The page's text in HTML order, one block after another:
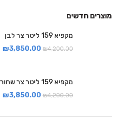
מוצרים חדשים
מקפיא 159 ליטר צר לבן
₪4,200.00
₪3,850.00
מקפיא 159 ליטר צר שחור
₪4,200.00
₪3,850.00